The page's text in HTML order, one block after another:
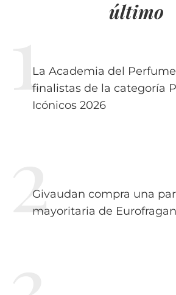
último
La Academia del
finalistas de la categoría
Icónicos 2026
Givaudan compra una
mayoritaria de